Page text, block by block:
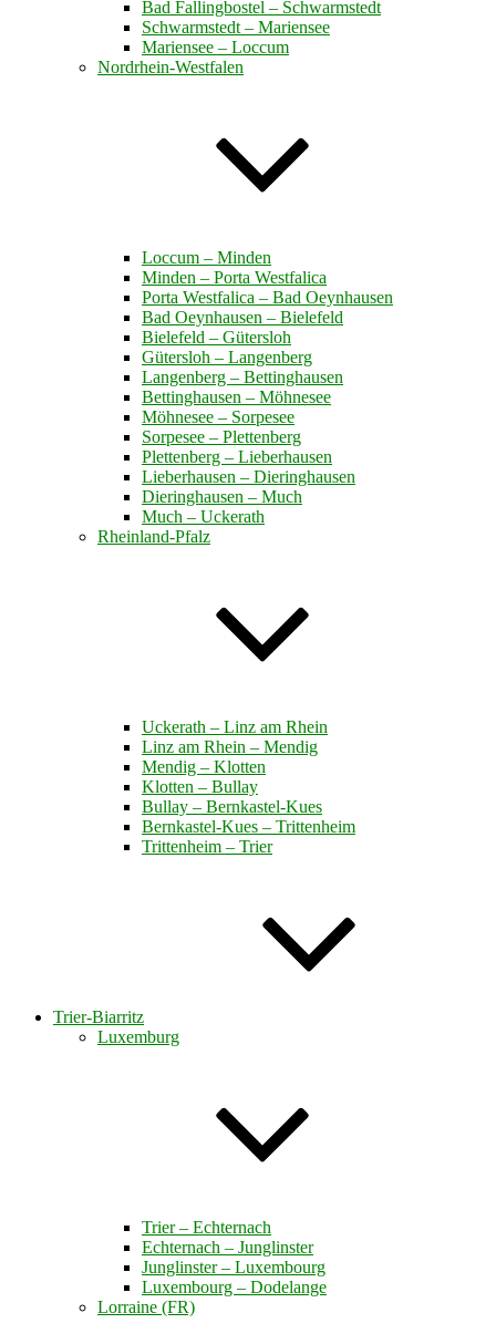
Bad Fallingbostel – Schwarmstedt
Schwarmstedt – Mariensee
Mariensee – Loccum
Nordrhein-Westfalen
Loccum – Minden
Minden – Porta Westfalica
Porta Westfalica – Bad Oeynhausen
Bad Oeynhausen – Bielefeld
Bielefeld – Gütersloh
Gütersloh – Langenberg
Langenberg – Bettinghausen
Bettinghausen – Möhnesee
Möhnesee – Sorpesee
Sorpesee – Plettenberg
Plettenberg – Lieberhausen
Lieberhausen – Dieringhausen
Dieringhausen – Much
Much – Uckerath
Rheinland-Pfalz
Uckerath – Linz am Rhein
Linz am Rhein – Mendig
Mendig – Klotten
Klotten – Bullay
Bullay – Bernkastel-Kues
Bernkastel-Kues – Trittenheim
Trittenheim – Trier
Trier-Biarritz
Luxemburg
Trier – Echternach
Echternach – Junglinster
Junglinster – Luxembourg
Luxembourg – Dodelange
Lorraine (FR)